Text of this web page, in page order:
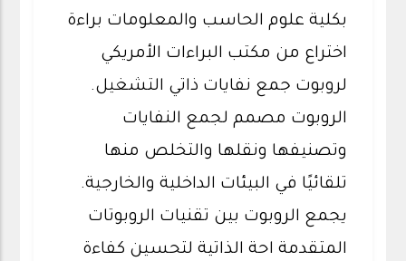
بكلية علوم الحاسب والمعلومات براءة
اختراع من مكتب البراءات الأمريكي
لروبوت جمع نفايات ذاتي التشغيل.
الروبوت مصمم لجمع النفايات
وتصنيفها ونقلها والتخلص منها
تلقائيًا في البيئات الداخلية والخارجية.
يجمع الروبوت بين تقنيات الروبوتات
المتقدمة احة الذاتية لتحسين كفاءة